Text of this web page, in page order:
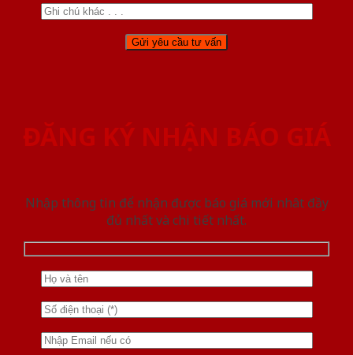
ĐĂNG KÝ NHẬN BÁO GIÁ
Nhập thông tin để nhận được báo giá mới nhât đầy
đủ nhất và chi tiết nhất.